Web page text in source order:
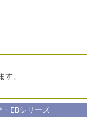
。
EBシリーズ